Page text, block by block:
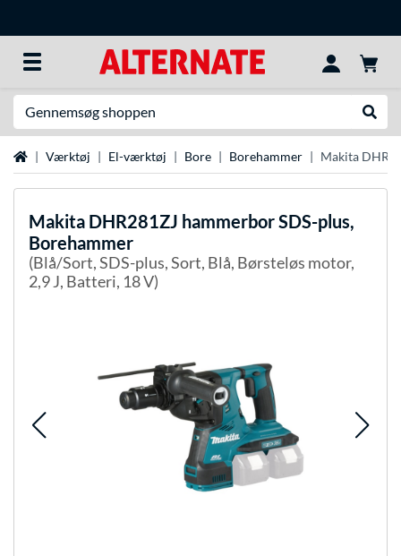
StartsideVærktøj El-værktøj Bore Borehammer Makita
Makita DHR281ZJ hammerbor SDS-plus,
Borehammer
(Blå/Sort, SDS-plus, Sort, Blå, Børsteløs motor,
2,9 J, Batteri, 18 V)